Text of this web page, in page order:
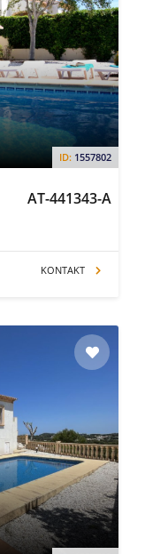
ID: 1557802
AT-441343-A
KONTAKT